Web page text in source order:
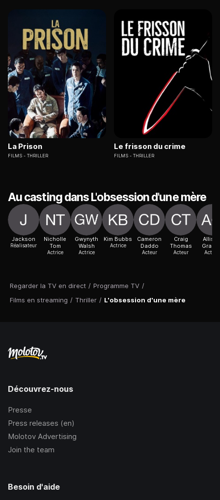
Regarder la TV en direct / Programme TV /
Films en streaming / Thriller / L'obsession d'une mère
La Prison
FILMS THRILLER
Le frisson du crime
FILMS THRILLER
Au casting dans L'obsession d'une mère
Jackson
Réalisateur
Nicholle
Tom
Actrice
Gwynyth
Walsh
Actrice
Kim Bubbs
Actrice
Cameron
Daddo
Acteur
Craig
Thomas
Acteur Actrice
Découvrez-nous
Presse
Press releases (en)
Molotov Advertising
Join the team
Besoin d'aide